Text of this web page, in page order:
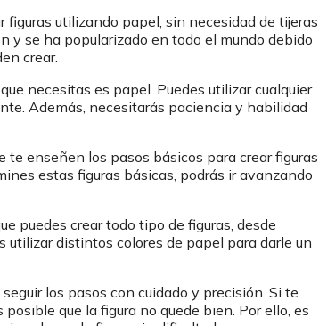
utilizando papel, sin necesidad de tijeras
y se ha popularizado en todo el mundo debido
crear.
necesitas es papel. Puedes utilizar cualquier
Además, necesitarás paciencia y habilidad
te enseñen los pasos básicos para crear figuras
estas figuras básicas, podrás ir avanzando
puedes crear todo tipo de figuras, desde
distintos colores de papel para darle un
los pasos con cuidado y precisión. Si te
que la figura no quede bien. Por ello, es